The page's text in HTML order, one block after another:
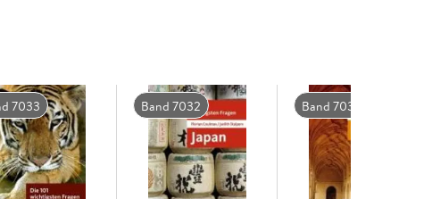
7033 Band 7032 Band 7031